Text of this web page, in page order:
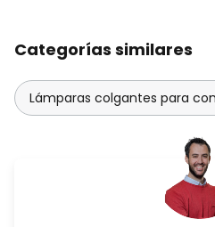
Categorías similares
Lámparas colgantes para